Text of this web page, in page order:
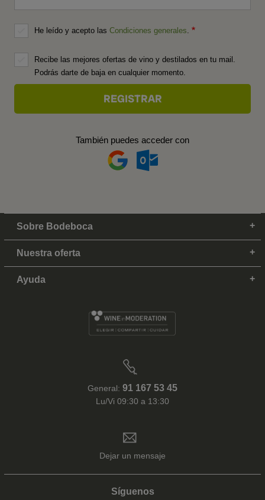
He leído y acepto las Condiciones generales.
Recibe las mejores ofertas de vino y destilados en tu mail.
Podrás darte de baja en cualquier momento.
También puedes acceder con
Sobre Bodeboca
Nuestra oferta
Ayuda
General: 91 167 53 45
Lu/Vi 09:30 a 13:30
Dejar un mensaje
Síguenos